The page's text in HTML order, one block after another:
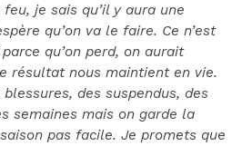
je sais qu’il y aura une
qu’on va le faire. Ce n’est
qu’on perd, on aurait
résultat nous maintient en vie.
des suspendus, des
semaines mais on garde la
pas facile. Je promets que